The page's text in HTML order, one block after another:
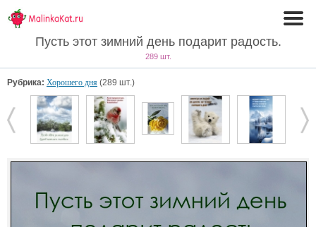
Пусть этот зимний день подарит радость.
289 шт.
Рубрика: Хорошего дня (289 шт.)